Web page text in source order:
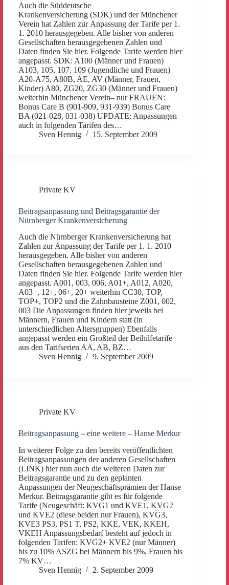
Auch die Süddeutsche
Krankenversicherung (SDK) und der Münchener
Verein hat Zahlen zur Anpassung der Tarife per 1.
1. 2010 herausgegeben. Alle bisher von anderen
Gesellschaften herausgegebenen Zahlen und
Daten finden Sie hier. Folgende Tarife werden hier
angepasst. SDK: A100 (Männer und Frauen)
A103, 105, 107, 109 (Jugendliche und Frauen)
A20-A75, A80B, AE, AV (Männer, Frauen,
Kinder) A80, ZG20, ZG30 (Männer und Frauen)
weiterhin Münchener Verein– nur FRAUEN:
Bonus Care B (901-909, 931-939) Bonus Care
BA (021-028, 031-038) UPDATE: Anpassungen
auch in folgenden Tarifen des…
Sven Hennig
15. September 2009
Private KV
Beitragsanpassung und Beitragsgarantie der
Nürnberger Krankenversicherung
Auch die Nürnberger Krankenversicherung hat
Zahlen zur Anpassung der Tarife per 1. 1. 2010
herausgegeben. Alle bisher von anderen
Gesellschaften herausgegebenen Zahlen und
Daten finden Sie hier. Folgende Tarife werden hier
angepasst. A001, 003, 006, A01+, A012, A020,
A03+, 12+, 06+, 20+ weiterhin CC30, TOP,
TOP+, TOP2 und die Zahnbausteine Z001, 002,
003 Die Anpassungen finden hier jeweils bei
Männern, Frauen und Kindern statt (in
unterschiedlichen Altersgruppen) Ebenfalls
angepasst werden ein Großteil der Beihilfetarife
aus den Tarifserien AA, AB, BZ…
Sven Hennig
9. September 2009
Private KV
Beitragsanpassung – eine weitere – Hanse Merkur
In weiterer Folge zu den bereits veröffentlichten
Beitragsanpassungen der anderen Gesellschaften
(LINK) hier nun auch die weiteren Daten zur
Beitragsgarantie und zu den geplanten
Anpassungen der Neugeschäftsprämien der Hanse
Merkur. Beitragsgarantie gibt es für folgende
Tarife (Neugeschäft: KVG1 und KVE1, KVG2
und KVE2 (diese beiden nur Frauen), KVG3,
KVE3 PS3, PS1 T, PS2, KKE, VEK, KKEH,
VKEH Anpassungsbedarf besteht auf jedoch in
folgenden Tarifen: KVG2+ KVE2 (nur Männer)
bis zu 10% ASZG bei Männern bis 9%, Frauen bis
7% KV…
Sven Hennig
2. September 2009